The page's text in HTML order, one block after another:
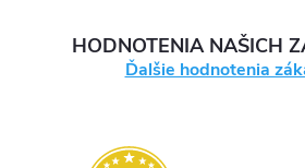
HODNOTENIA NAŠICH
Ďalšie hodnotenia